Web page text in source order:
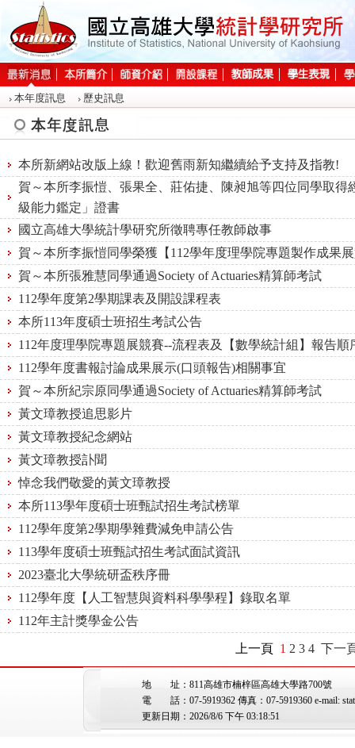
本年度訊息 歷史訊息
本所新網站改版上線！ 歡迎舊雨新知繼續給予支持及指教!
賀～本所李振愷、張果全、莊佑捷、陳昶旭等四位同學取得
級能力鑑定」證書
國立高雄大學統計學研究所徵聘專任教師啟事
賀～本所李振愷同學榮獲【112學年度理學院專題製作成果
賀～本所張雅慧同學通過Society of Actuaries精算師考試
112學年度第2學期課表及開設課程表
本所113年度碩士班招生考試公告
112年度理學院專題展競賽--流程表及【數學統計組】報告順
112學年度書報討論成果展示(口頭報告)相關事宜
賀～本所紀宗原同學通過Society of Actuaries精算師考試
黃文璋教授追思影片
黃文璋教授紀念網站
黃文璋教授訃聞
悼念我們敬愛的黃文璋教授
本所113學年度碩士班甄試招生考試榜單
112學年度第2學期學雜費減免申請公告
113學年度碩士班甄試招生考試面試資訊
2023臺北大學統研盃秩序冊
112學年度【人工智慧與資料科學學程】錄取名單
112年主計獎學金公告
上一頁 1 2 3 4 下一
地 址：811高雄市楠梓區高雄大學路700號
電 話：07-5919362 傳真：07-5919360 e-mail:
更新日期：2026/8/6 下午 03:18:51